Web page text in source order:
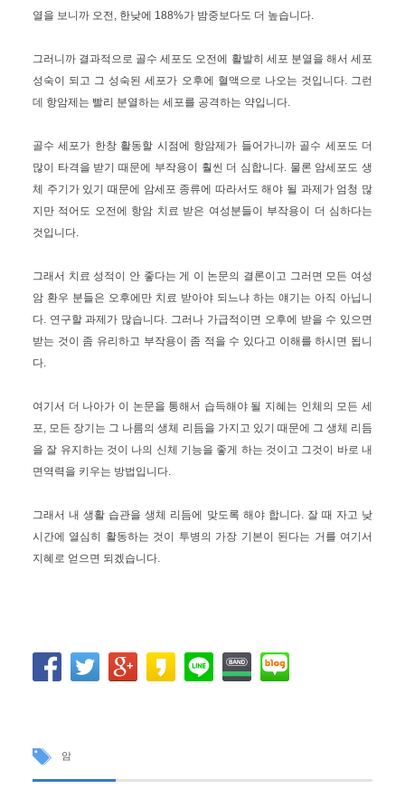
열을 보니까 오전, 한낮에 188%가 밤중보다도 더 높습니다.
그러니까 결과적으로 골수 세포도 오전에 활발히 세포 분열을 해서 세포
성숙이 되고 그 성숙된 세포가 오후에 혈액으로 나오는 것입니다. 그런
데 항암제는 빨리 분열하는 세포를 공격하는 약입니다.
골수 세포가 한창 활동할 시점에 항암제가 들어가니까 골수 세포도 더
많이 타격을 받기 때문에 부작용이 훨씬 더 심합니다. 물론 암세포도 생
체 주기가 있기 때문에 암세포 종류에 따라서도 해야 될 과제가 엄청 많
지만 적어도 오전에 항암 치료 받은 여성분들이 부작용이 더 심하다는
것입니다.
그래서 치료 성적이 안 좋다는 게 이 논문의 결론이고 그러면 모든 여성
암 환우 분들은 오후에만 치료 받아야 되느냐 하는 얘기는 아직 아닙니
다. 연구할 과제가 많습니다. 그러나 가급적이면 오후에 받을 수 있으면
받는 것이 좀 유리하고 부작용이 좀 적을 수 있다고 이해를 하시면 됩니
다.
여기서 더 나아가 이 논문을 통해서 습득해야 될 지혜는 인체의 모든 세
포, 모든 장기는 그 나름의 생체 리듬을 가지고 있기 때문에 그 생체 리듬
을 잘 유지하는 것이 나의 신체 기능을 좋게 하는 것이고 그것이 바로 내
면역력을 키우는 방법입니다.
그래서 내 생활 습관을 생체 리듬에 맞도록 해야 합니다. 잘 때 자고 낮
시간에 열심히 활동하는 것이 투병의 가장 기본이 된다는 거를 여기서
지혜로 얻으면 되겠습니다.
암